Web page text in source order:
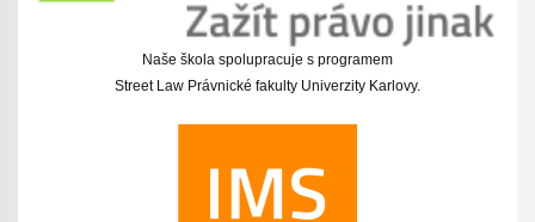
Naše škola spolupracuje s programem
Street Law Právnické fakulty Univerzity Karlovy.